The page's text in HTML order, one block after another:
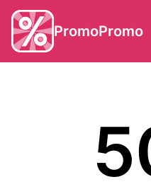
PromoPromo